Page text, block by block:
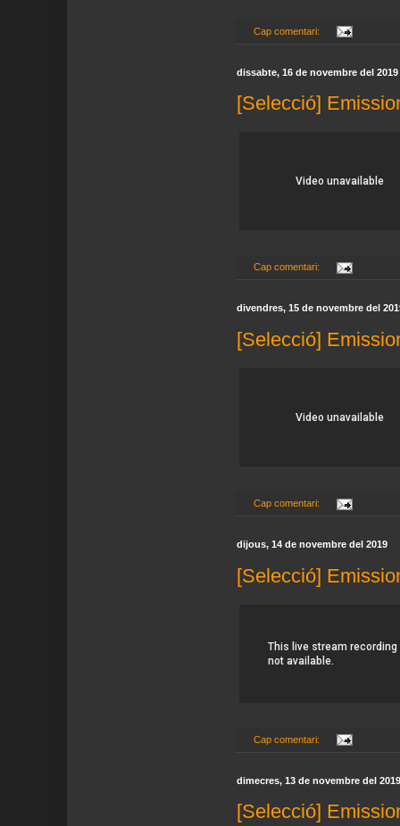
Cap comentari:
dissabte, 16 de novembre del 2019
[Selecció]
Cap comentari:
divendres, 15 de novembre del
[Selecció]
Cap comentari:
dijous, 14 de novembre del 2019
[Selecció]
Cap comentari:
dimecres, 13 de novembre del 2019
[Selecció]